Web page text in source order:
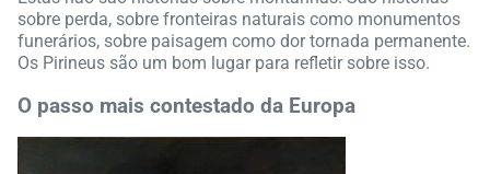
sobre perda, sobre fronteiras naturais como monumentos
funerários, sobre paisagem como dor tornada permanente.
Os Pirineus são um bom lugar para refletir sobre isso.
O passo mais contestado da Europa